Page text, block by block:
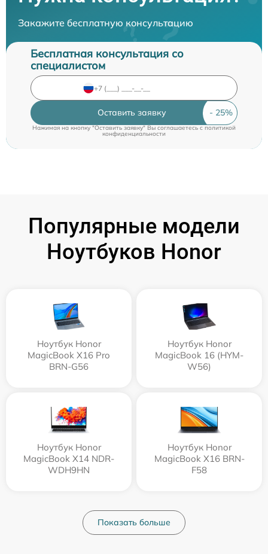
Закажите бесплатную консультацию
Бесплатная консультация со
специалистом
Оставить заявку
Нажимая на кнопку "Оставить заявку" Вы соглашаетесь c политикой
конфиденциальности
Популярные модели
Ноутбуков Honor
Ноутбук Honor
MagicBook X16 Pro
BRN-G56
Ноутбук Honor
MagicBook 16 (HYM-
W56)
Ноутбук Honor
MagicBook X14 NDR-
WDH9HN
Ноутбук Honor
MagicBook X16 BRN-
F58
Показать больше